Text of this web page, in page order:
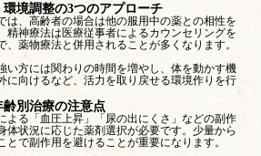
境調整の3つのアプローチ
は、高齢者の場合は他の服用中の薬との相性を
精神療法は医療従事者によるカウンセリングを
、薬物療法と併用されることが多くなります。
い方には関わりの時間を増やし、体を動かす機
に向けるなど、活力を取り戻せる環境作りを行
齢別治療の注意点
よる「血圧上昇」「尿の出にくさ」などの副作
体状況に応じた薬剤選択が必要です。少量から
とで副作用を避けることが重要になります。